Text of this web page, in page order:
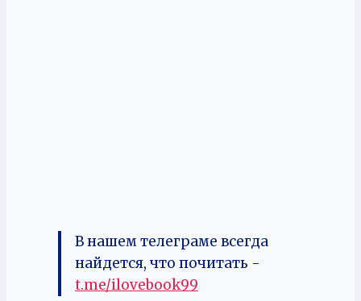
В нашем телеграме всегда
найдется, что почитать -
t.me/ilovebook99